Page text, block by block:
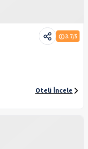
3.7/5
Oteli İncele